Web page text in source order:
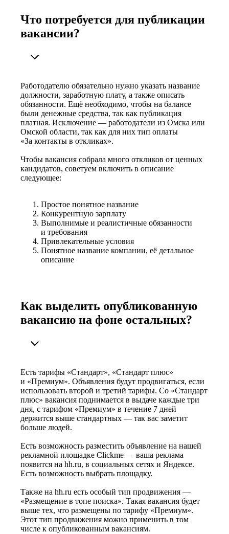
Что потребуется для публикации
вакансии?
Работодателю обязательно нужно указать название
должности, заработную плату, а также описать
обязанности. Ещё необходимо, чтобы на балансе
были денежные средства, так как публикация
платная. Исключение — работодатели из Омска или
Омской области, так как для них тип оплаты
«За контакты в откликах».
Чтобы вакансия собрала много откликов от ценных
кандидатов, советуем включить в описание
следующее:
Простое понятное название
Конкурентную зарплату
Выполнимые и реалистичные обязанности
и требования
Привлекательные условия
Понятное название компании, её детальное
описание
Как выделить опубликованную
вакансию на фоне остальных?
Есть тарифы «Стандарт», «Стандарт плюс»
и «Премиум». Объявления будут продвигаться, если
использовать второй и третий тарифы. Со «Стандарт
плюс» вакансия поднимается в выдаче каждые три
дня, с тарифом «Премиум» в течение 7 дней
держится выше стандартных — так вас заметит
больше людей.
Есть возможность разместить объявление на нашей
рекламной площадке Clickme — ваша реклама
появится на hh.ru, в социальных сетях и Яндексе.
Есть возможность выбрать площадку.
Также на hh.ru есть особый тип продвижения —
«Размещение в топе поиска». Такая вакансия будет
выше тех, что размещены по тарифу «Премиум».
Этот тип продвижения можно применить в том
числе к опубликованным вакансиям.